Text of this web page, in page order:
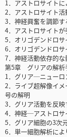
1．アストロサイト
2．アストロサイト
3．神経興奮を調節
4．アストロサイト
5．オリゴデンドロ
6．オリゴデンドロ
7．神経活動依存的
第5章 グリアの解析
1．グリア─ニューロ
2．ライブ超解像イ
号の解明
3．グリア活動を反
4．神経─アストロサ
5．グリア細胞の3次
6．単一細胞解析に